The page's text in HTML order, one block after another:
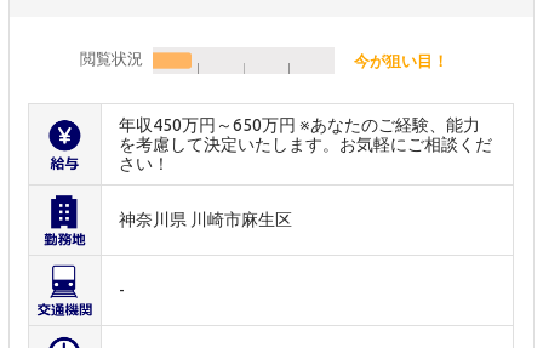
閲覧状況 今が狙い目！
年収450万円～650万円 ※あなたのご経験、能力
を考慮して決定いたします。お気軽にご相談くだ
さい！
神奈川県 川崎市麻生区
-